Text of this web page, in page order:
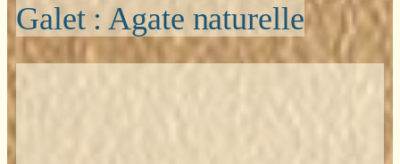
Galet : Agate naturelle